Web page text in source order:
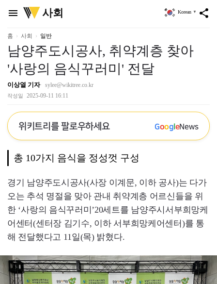
menu
위
키
리
사회 share
Korean ▼
홈 사회 일반
남양주도시공사, 취약계층 찾아
'사랑의 음식꾸러미' 전달
이상열 기자 sylee@wikitree.co.kr
작성일 2025-09-11 16:11
위키트리를 팔로우하세요 GoogleNews
총 10가지 음식을 정성껏 구성
경기 남양주도시공사(사장 이계문, 이하 공사)는 다가
오는 추석 명절을 맞아 관내 취약계층 어르신들을 위
한 ‘사랑의 음식꾸러미’20세트를 남양주시서부희망케
어센터(센터장 김기수, 이하 서부희망케어센터)를 통
해 전달했다고 11일(목) 밝혔다.